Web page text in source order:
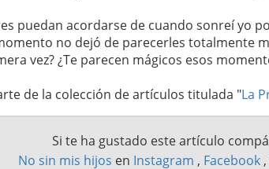
puedan acordarse de cuando sonreí yo
no dejó de parecerles totalmente
vez? ¿Te parecen mágicos esos
de la colección de artículos titulada "La
Si te ha gustado este artículo
No sin mis hijos en Instagram , Facebook ,